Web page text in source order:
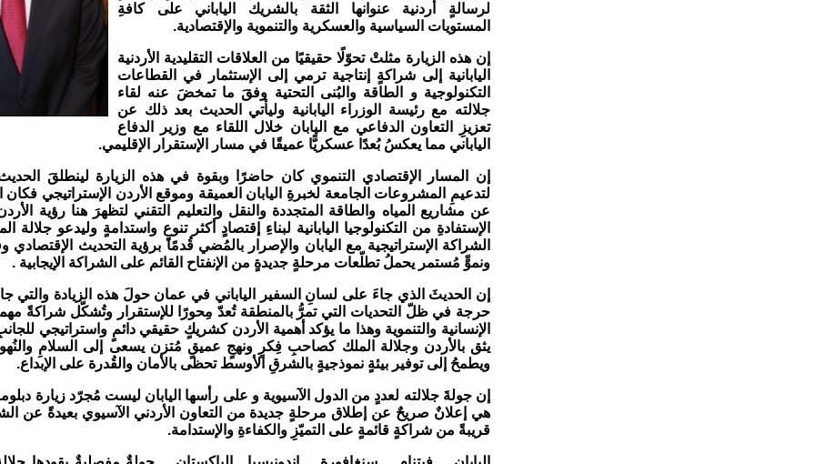
لرسالةٍ أردنية عنوانها الثقة بالشريك الياباني على كافةِ
المستويات السياسية والعسكرية والتنموية والإقتصادية.
إن هذه الزيارة مثلتْ تحوّلًا حقيقيًا من العلاقات التقليدية الأردنية
اليابانية إلى شراكةٍ إنتاجية ترمي إلى الإستثمار في القطاعات
التكنولوجية و الطاقة والبُنى التحتية وفقَ ما تمخضَ عنه لقاء
جلالته مع رئيسة الوزراء اليابانية وليأتي الحديث بعد ذلك عن
تعزيزِ التعاون الدفاعي مع اليابان خلال اللقاء مع وزير الدفاع
الياباني مما يعكسُ بُعدًا عسكريًّا عميقًا في مسار الإستقرار الإقليمي.
إن المسار الإقتصادي التنموي كان حاضرًا وبقوة في هذه الزيارة لينطلقَ
لتدعيمِ المشروعات الجامعة لخبرةِ اليابان العميقة وموقع الأردن الإستراتيجي
عن مشاريع المياه والطاقة المتجددة والنقل والتعليم التقني لتظهرَ هنا رؤية
الإستفادةِ من التكنولوجيا اليابانية لبناءِ إقتصادٍ أكثر تنوعٍ واستدامةٍ وليدعو جلالة
الشراكة الإستراتيجية مع اليابان والإصرار بالمُضي قُدمًا برؤية التحديث الإقتصادي
ونموٍّ مُستمر يحملُ تطلّعات مرحلةٍ جديدةٍ من الإنفتاح القائم على الشراكة الإيجابية .
إن الحديثَ الذي جاءَ على لسانِ السفير الياباني في عمان حولَ هذه الزيادة
حرجة في ظلّ التحديات التي تمرُّ بالمنطقة تُعدّ مِحورًا للإستقرار وتُشكّل شراكةً
الإنسانية والتنموية وهذا ما يؤكد أهمية الأردن كشريكٍ حقيقي دائمٍ واستراتيجي
يثق بالأردن وجلالة الملك كصاحبِ فِكرٍ ونهجٍ عميقٍ مُتزن يسعى إلى السلامِ
ويطمحُ إلى توفير بيئةٍ نموذجيةٍ بالشرقِ الأوسط تحظى بالأمان والقُدرة على الإبداع.
إن جولةَ جلالته لعددٍ من الدول الآسيوية و على رأسها اليابان ليست مُجرّد زيارة
هي إعلانٌ صريحٌ عن إطلاق مرحلةٍ جديدة من التعاون الأردني الآسيوي بعيدةً عن
قريبةً من شراكةٍ قائمةٍ على التميّزِ والكفاءةِ والإستدامة.